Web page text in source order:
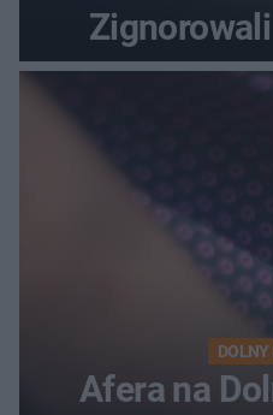
Afera na